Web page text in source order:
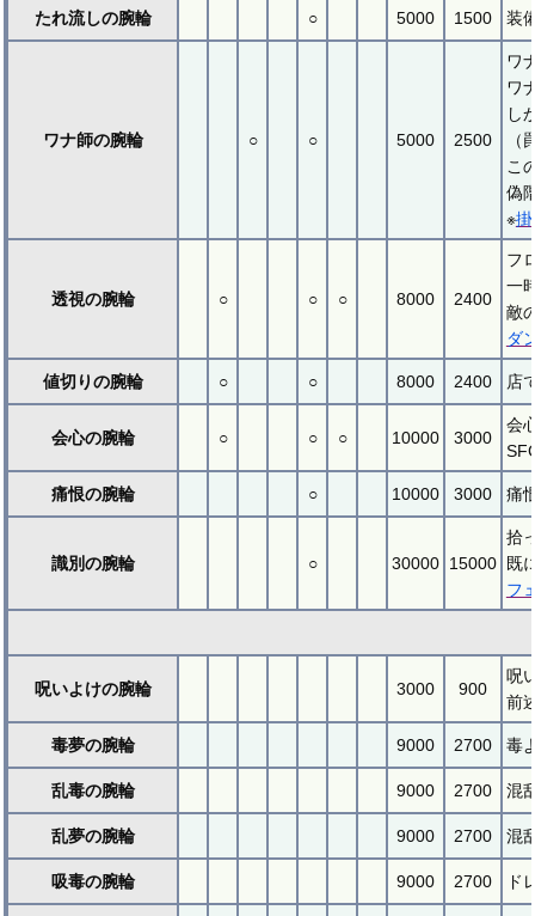
たれ流しの腕輪 ○ 5000 1500 装
ワナ師の腕輪 ○ ○ 5000 2500
ワ
ワ
し
こ
偽
※
透視の腕輪 ○ ○ ○ 8000 2400
フ
一
敵
ダ
値切りの腕輪 ○ ○ 8000 2400 店
会心の腕輪 ○ ○ ○ 10000 3000
会
痛恨の腕輪 ○ 10000 3000 痛
識別の腕輪 ○ 30000 15000
拾
既
フ
呪いよけの腕輪 3000 900
呪
前
毒夢の腕輪 9000 2700 毒
乱毒の腕輪 9000 2700 混
乱夢の腕輪 9000 2700 混
吸毒の腕輪 9000 2700 ド